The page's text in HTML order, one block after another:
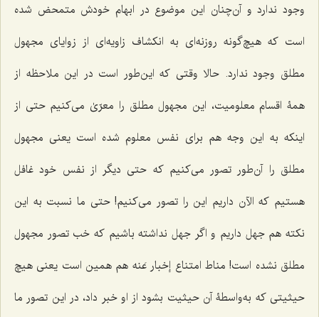
وجود ندارد و آن‌چنان این موضوع در ابهام خودش متمحض شده
است که هیچ‌گونه روزنه‌ای به انکشاف زاویه‌ای از زوایای مجهول
مطلق وجود ندارد. حالا وقتی که این‌طور است در این ملاحظه از
همۀ اقسام معلومیت، این مجهول مطلق را معرّیٰ می‌کنیم حتی از
اینکه به این وجه هم برای نفس معلوم شده است یعنی مجهول
مطلق را آن‌طور تصور می‌کنیم که حتی دیگر از نفس خود غافل
هستیم که الآن داریم این را تصور می‌کنیم! حتی ما نسبت به این
نکته هم جهل داریم و اگر جهل نداشته باشیم که خب تصور مجهول
مطلق نشده است! مناط امتناع إخبار عَنه هم همین است یعنی هیچ
حیثیتی که به‌واسطۀ آن حیثیت بشود از او خبر داد، در این تصور ما